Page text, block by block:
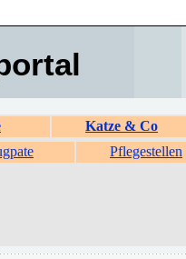
Katze & Co
Pflegestellen